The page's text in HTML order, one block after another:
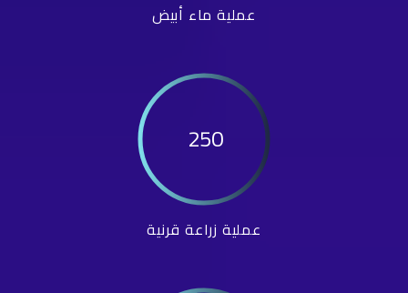
عملية ماء أبيض
250
عملية زراعة قرنية